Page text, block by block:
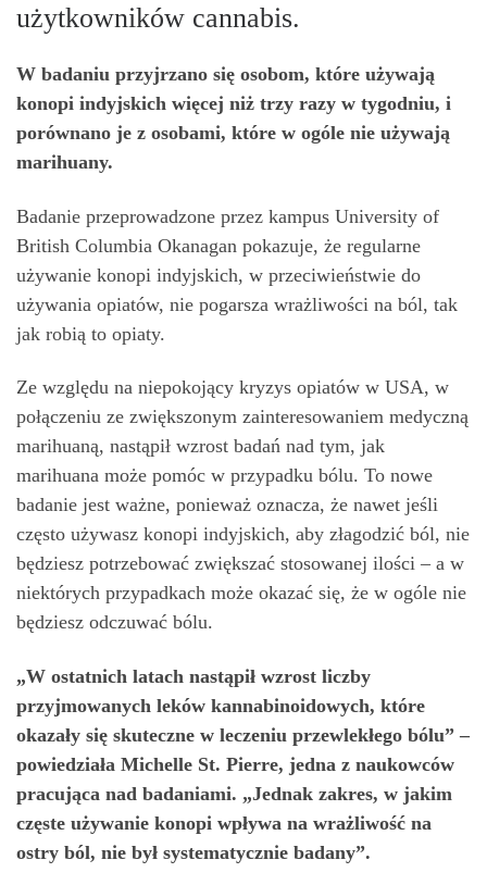
użytkowników cannabis.
W badaniu przyjrzano się osobom, które używają
konopi indyjskich więcej niż trzy razy w tygodniu, i
porównano je z osobami, które w ogóle nie używają
marihuany.
Badanie przeprowadzone przez kampus University of
British Columbia Okanagan pokazuje, że regularne
używanie konopi indyjskich, w przeciwieństwie do
używania opiatów, nie pogarsza wrażliwości na ból, tak
jak robią to opiaty.
Ze względu na niepokojący kryzys opiatów w USA, w
połączeniu ze zwiększonym zainteresowaniem medyczną
marihuaną, nastąpił wzrost badań nad tym, jak
marihuana może pomóc w przypadku bólu. To nowe
badanie jest ważne, ponieważ oznacza, że ​​nawet jeśli
często używasz konopi indyjskich, aby złagodzić ból, nie
będziesz potrzebować zwiększać stosowanej ilości – a w
niektórych przypadkach może okazać się, że w ogóle nie
będziesz odczuwać bólu.
„W ostatnich latach nastąpił wzrost liczby
przyjmowanych leków kannabinoidowych, które
okazały się skuteczne w leczeniu przewlekłego bólu” –
powiedziała Michelle St. Pierre, jedna z naukowców
pracująca nad badaniami. „Jednak zakres, w jakim
częste używanie konopi wpływa na wrażliwość na
ostry ból, nie był systematycznie badany”.